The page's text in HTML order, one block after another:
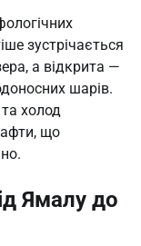
зустрічається
а відкрита —
шарів.
холод
що
Ямалу до